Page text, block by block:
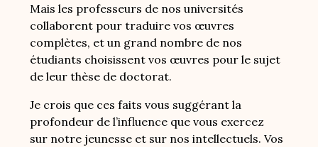
Mais les professeurs de nos universités
collaborent pour traduire vos œuvres
complètes, et un grand nombre de nos
étudiants choisissent vos œuvres pour le sujet
de leur thèse de doctorat.
Je crois que ces faits vous suggérant la
profondeur de l’influence que vous exercez
sur notre jeunesse et sur nos intellectuels. Vos